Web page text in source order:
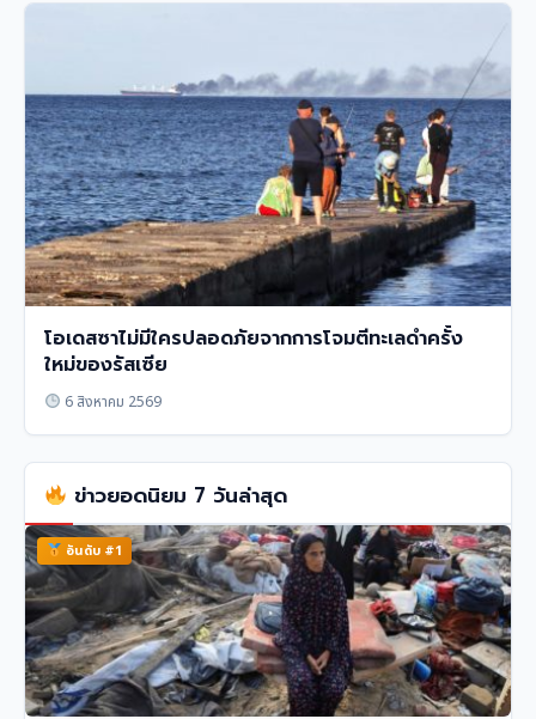
โอเดสซาไม่มีใครปลอดภัยจากการโจมตีทะเลดำครั้ง
ใหม่ของรัสเซีย
6 สิงหาคม 2569
ข่าวยอดนิยม 7 วันล่าสุด
อันดับ #1